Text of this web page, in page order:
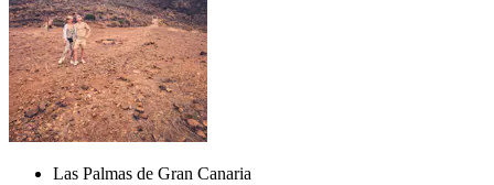
Las Palmas de Gran Canaria